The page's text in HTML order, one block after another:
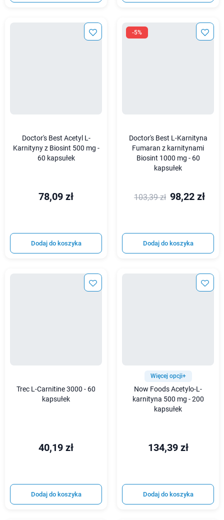
Doctor's Best Acetyl L-
Karnityny z Biosint 500 mg -
60 kapsułek
78,09 zł
Dodaj do koszyka
-5%
Doctor's Best L-Karnityna
Fumaran z karnitynami
Biosint 1000 mg - 60
kapsułek
103,39 zł 98,22 zł
Dodaj do koszyka
Trec L-Carnitine 3000 - 60
kapsułek
40,19 zł
Dodaj do koszyka
Więcej opcji+
Now Foods Acetylo-L-
karnityna 500 mg - 200
kapsułek
134,39 zł
Dodaj do koszyka